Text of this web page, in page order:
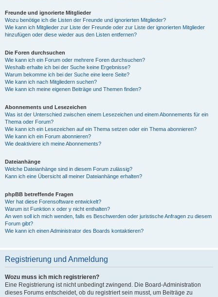
Freunde und ignorierte Mitglieder
Wozu benötige ich die Listen der Freunde und ignorierten Mitglieder?
Wie kann ich Mitglieder zur Liste der Freunde oder zur Liste der ignorierten Mitglieder
hinzufügen oder diese wieder aus den Listen entfernen?
Die Foren durchsuchen
Wie kann ich ein Forum oder mehrere Foren durchsuchen?
Weshalb erhalte ich bei der Suche keine Ergebnisse?
Warum bekomme ich bei der Suche eine leere Seite?
Wie kann ich nach Mitgliedern suchen?
Wie kann ich meine eigenen Beiträge und Themen finden?
Abonnements und Lesezeichen
Was ist der Unterschied zwischen einem Lesezeichen und einem Abonnements für ein
Thema oder Forum?
Wie kann ich ein Lesezeichen auf ein Thema setzen oder ein Thema abonnieren?
Wie kann ich ein Forum abonnieren?
Wie deaktiviere ich meine Abonnements?
Dateianhänge
Welche Dateianhänge sind in diesem Forum zulässig?
Kann ich eine Übersicht all meiner Dateianhänge erhalten?
phpBB betreffende Fragen
Wer hat diese Forensoftware entwickelt?
Warum ist Funktion x oder y nicht enthalten?
An wen soll ich mich wenden, falls es Beschwerden oder juristische Anfragen zu diesem
Forum gibt?
Wie kann ich einen Administrator des Boards kontaktieren?
Registrierung und Anmeldung
Wozu muss ich mich registrieren?
Eine Registrierung ist nicht unbedingt zwingend. Die Board-Administration
dieses Forums entscheidet, ob du registriert sein musst, um Beiträge zu